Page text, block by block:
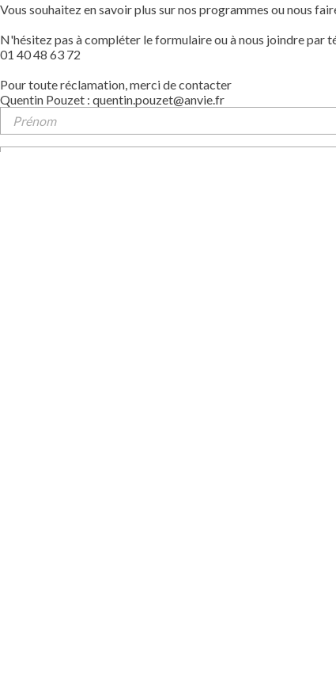
Vous souhaitez en savoir plus sur nos programmes ou nous
N'hésitez pas à compléter le formulaire ou à nous joindre par
01 40 48 63 72
Pour toute réclamation, merci de contacter
Quentin Pouzet : quentin.pouzet@anvie.fr